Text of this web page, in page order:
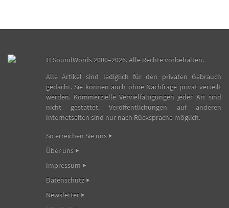
©SoundWords2000–2026. Alle Rechte vorbehalten.
Alle Artikel sind lediglich für den privaten Gebrauch
gedacht. Sie können auch ohne Nachfrage privat verteilt
werden. Kommerzielle Vervielfältigungen jeder Art sind
nicht gestattet. Veröffentlichungen auf anderen
Internetseiten sind nur nach Rücksprache möglich.
So erreichen Sie uns
Über uns
Impressum
Datenschutz
Newsletter